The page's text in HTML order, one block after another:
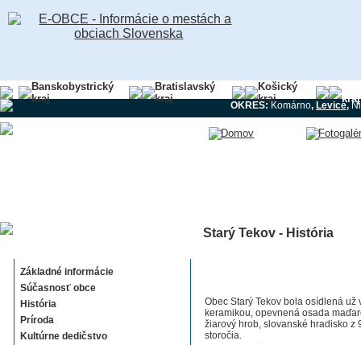
Banskobystrický
kraj
Bratislavský
kraj
Košický
kraj
kraj
OKRES:Komárno, Levice,
Základné informácie
Súčasnosť obce
História
Príroda
Kultúrne dedičstvo
Starý Tekov - História
Obec Starý Tekov bola osídlená
keramikou, opevnená osada
žiarový hrob, slovanské hradisko z
storočia.